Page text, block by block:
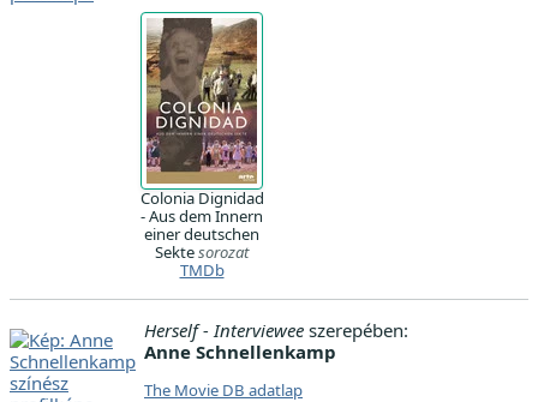
Colonia Dignidad
- Aus dem Innern
einer deutschen
Sektesorozat
TMDb
Herself - Interviewee szerepében:
Anne Schnellenkamp
The Movie DB adatlap